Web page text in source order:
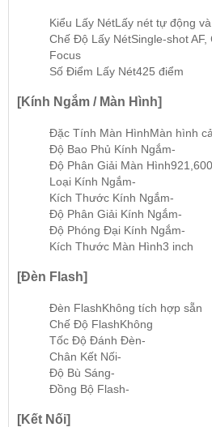
Kiểu Lấy NétLấy nét tự động
Chế Độ Lấy NétSingle-shot
Focus
Số Điểm Lấy Nét425 điểm
[Kính Ngắm / Màn Hình]
Đặc Tính Màn HìnhMàn hình
Độ Bao Phủ Kính Ngắm-
Độ Phân Giải Màn Hình
Loại Kính Ngắm-
Kích Thước Kính Ngắm-
Độ Phân Giải Kính Ngắm-
Độ Phóng Đại Kính Ngắm-
Kích Thước Màn Hình3 inch
[Đèn Flash]
Đèn FlashKhông tích hợp sẵn
Chế Độ FlashKhông
Tốc Độ Đánh Đèn-
Chân Kết Nối-
Độ Bù Sáng-
Đồng Bộ Flash-
[Kết Nối]